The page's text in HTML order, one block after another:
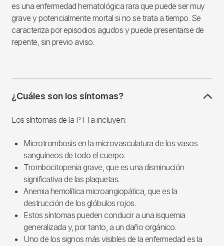
es una enfermedad hematológica rara que puede ser muy
grave y potencialmente mortal si no se trata a tiempo. Se
caracteriza por episodios agudos y puede presentarse de
repente, sin previo aviso.
¿Cuáles son los síntomas?
Los síntomas de la PTTa incluyen:
Microtrombosis en la microvasculatura de los vasos
sanguíneos de todo el cuerpo.
Trombocitopenia grave, que es una disminución
significativa de las plaquetas.
Anemia hemolítica microangiopática, que es la
destrucción de los glóbulos rojos.
Estos síntomas pueden conducir a una isquemia
generalizada y, por tanto, a un daño orgánico.
Uno de los signos más visibles de la enfermedad es la